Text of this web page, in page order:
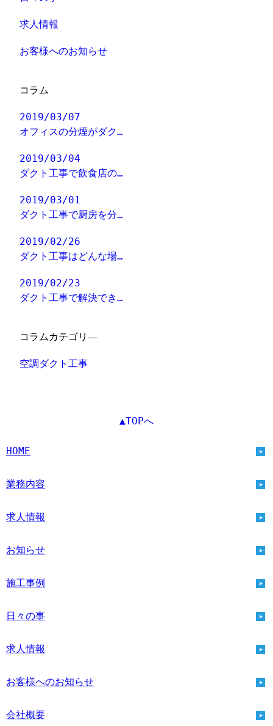
求人情報
お客様へのお知らせ
コラム
2019/03/07
オフィスの分煙がダク…
2019/03/04
ダクト工事で飲食店の…
2019/03/01
ダクト工事で厨房を分…
2019/02/26
ダクト工事はどんな場…
2019/02/23
ダクト工事で解決でき…
コラムカテゴリ―
空調ダクト工事
▲TOPへ
HOME
業務内容
求人情報
お知らせ
施工事例
日々の事
求人情報
お客様へのお知らせ
会社概要